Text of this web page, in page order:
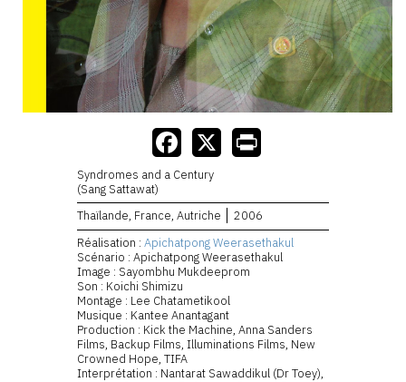
Syndromes and a Century
(Sang Sattawat)
Thaïlande, France, Autriche
2006
Réalisation : Apichatpong Weerasethakul
Scénario : Apichatpong Weerasethakul
Image : Sayombhu Mukdeeprom
Son : Koichi Shimizu
Montage : Lee Chatametikool
Musique : Kantee Anantagant
Production : Kick the Machine, Anna Sanders
Films, Backup Films, Illuminations Films, New
Crowned Hope, TIFA
Interprétation : Nantarat Sawaddikul (Dr Toey),